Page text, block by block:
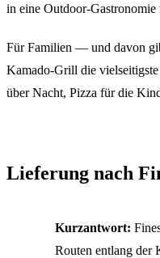
in eine Outdoor-Gastronomie
Für Familien — und davon
Kamado-Grill die
über Nacht, Pizza für die
Lieferung nach
Kurzantwort:
Routen entlang